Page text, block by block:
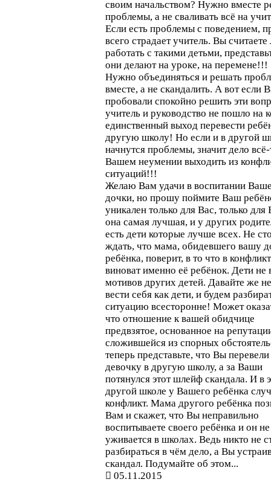
своим начальством? Нужно вместе
проблемы, а не сваливать всё на
Если есть проблемы с поведением,
всего страдает учитель. Вы считаете
работать с такими детьми,
они делают на уроке, на перемене!!!
Нужно объединяться и решать
вместе, а не скандалить. А вот если
пробовали спокойно решить эти
учитель и руководство не пошло на
единственный выход перевести
другую школу! Но если и в другой
начнутся проблемы, значит дело всё-
Вашем неумении выходить из
ситуаций!!!
Желаю Вам удачи в воспитании
дочки, но прошу поймите Ваш
уникален только для Вас, только для
она самая лучшая, и у других
есть дети которые лучше всех. Не
ждать, что мама, обидевшего вашу
ребёнка, поверит, в то что в
виноват именно её ребёнок. Дети не
мотивов других детей. Давайте же
вести себя как дети, и будем
ситуацию всесторонне! Может
что отношение к вашей обидчице
предвзятое, основанное на
сложившейся из спорных
теперь представьте, что Вы
девочку в другую школу, а за Ваши
потянулся этот шлейф скандала. И в
другой школе у Вашего ребёнка
конфликт. Мама другого ребёнка
Вам и скажет, что Вы неправильно
воспитываете своего ребёнка и он не
уживается в школах. Ведь никто не
разбираться в чём дело, а Вы
скандал. Подумайте об этом...
05.11.2015